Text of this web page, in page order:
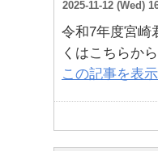
2025-11-12 (Wed)
令和7年度宮崎
くはこちらか
この記事を表示